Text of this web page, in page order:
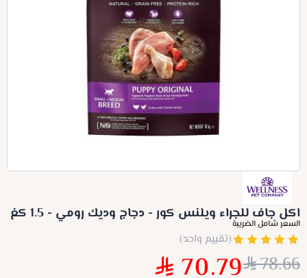
اكل جاف للجراء ويلنس كور - دجاج وديك رومي - 1.5 كغ
السعر شامل الضريبة
(تقييم واحد)
78.66
70.79